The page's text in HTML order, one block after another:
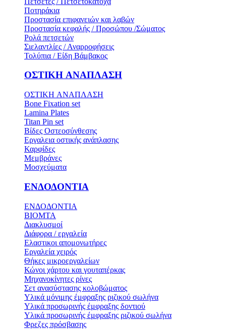
Ποτηράκια
Προστασία επιφανειών και λαβών
Προστασία κεφαλής / Προσώπου /Σώματος
Ρολά πετσετών
Σιελαντλίες / Αναρροφήσεις
Τολύπια / Είδη Βάμβακος
ΟΣΤΙΚH ΑΝΑΠΛΑΣH
ΟΣΤΙΚH ΑΝΑΠΛΑΣH
Bone Fixation set
Lamina Plates
Titan Pin set
Βίδες Οστεοσύνθεσης
Εργαλεια οστικής ανάπλασης
Καρφίδες
Μεμβράνες
Μοσχεύματα
ΕΝΔΟΔΟΝΤΙΑ
ΕΝΔΟΔΟΝΤΙΑ
BIOMTA
Διακλυσμοί
Διάφορα / εργαλεία
Ελαστικοι απομονωτήρες
Εργαλεία χειρός
Θήκες μικροεργαλείων
Κώνοι χάρτου και γουταπέρκας
Μηχανοκίνητες ρίνες
Σετ ανασύστασης κολοβώματος
Υλικά μόνιμης έμφραξης ριζικού σωλήνα
Υλικά προσωρινής έμφραξης δοντιού
Υλικά προσωρινής έμφραξης ριζικού σωλήνα
Φρεζες πρόσβασης